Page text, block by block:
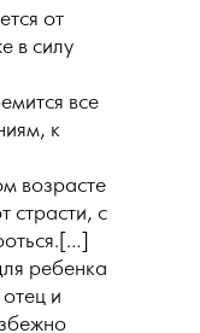
от
в силу
все
к
возрасте
страсти, с
ребенка
и